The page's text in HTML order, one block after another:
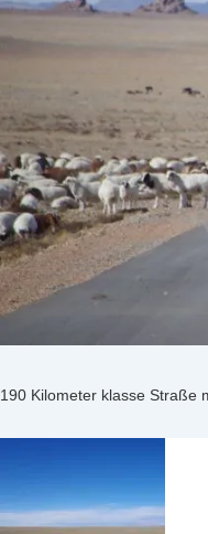
190 Kilometer klasse Straße